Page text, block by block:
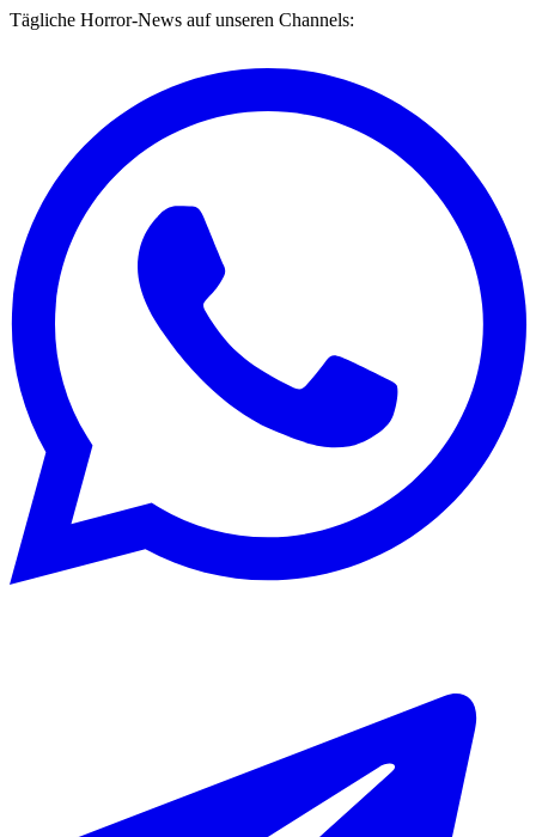
Tägliche Horror-News auf unseren Channels: